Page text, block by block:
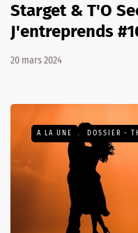
Starget & T'O
J'entreprends
20 mars 2024
A LA UNE DOSSIER -